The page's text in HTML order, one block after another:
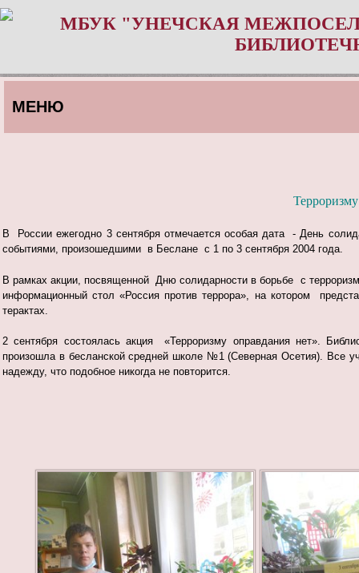
МБУК "УНЕЧСКАЯ
МЕНЮ
В России ежегодно 3 сентября отмечается особая дата - День
событиями, произошедшими в Беслане с 1 по 3 сентября 2004 года.
В рамках акции, посвященной Дню солидарности в борьбе с
информационный стол «Россия против террора», на котором
терактах.
2 сентября состоялась акция «Терроризму оправдания нет».
произошла в бесланской средней школе №1 (Северная Осетия). Все
надежду, что подобное никогда не повторится.